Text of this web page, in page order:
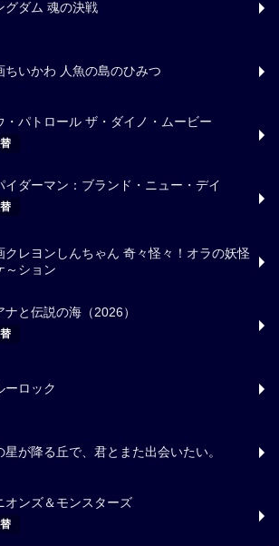
グダム 魂の決戦
ちいかわ 人魚の島のひみつ
・パトロール ザ・ダイノ・ムービー
イダーマン：ブランド・ニュー・デイ
クレヨンしんちゃん 奇々怪々！オラの妖怪
～ション
ナと伝説の海（2026）
ーロック
星が降る丘で、君とまた出会いたい。
オンズ＆モンスターズ